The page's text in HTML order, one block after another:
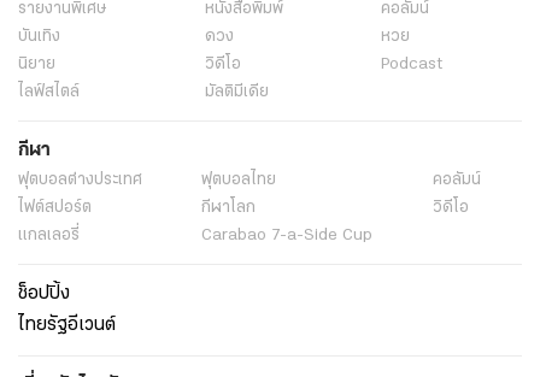
คนดังนั่งคุย สมิธ ภาสวิชญ์ เฟ้นหาไอดอลจีน ภาสวิชญ์ บูรณะนัติ
ออดิชัน ดารา
ข่าว
การเมือง
อาชญากรรม